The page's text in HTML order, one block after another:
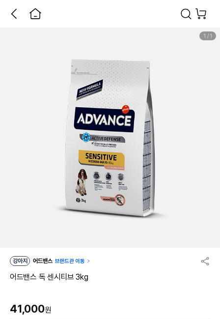
1 / 1
강아지 어드밴스 브랜드관 이동
어드밴스 독 센시티브 3kg
41,000원